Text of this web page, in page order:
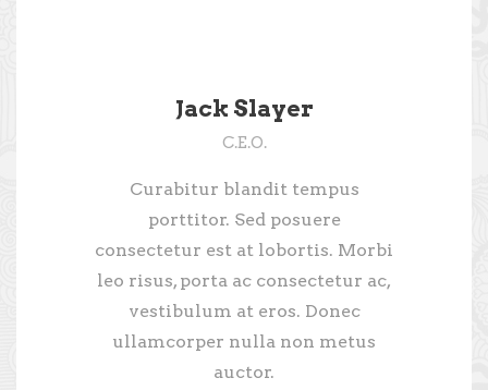
Jack Slayer
C.E.O.
Curabitur blandit tempus
porttitor. Sed posuere
consectetur est at lobortis. Morbi
leo risus, porta ac consectetur ac,
vestibulum at eros. Donec
ullamcorper nulla non metus
auctor.